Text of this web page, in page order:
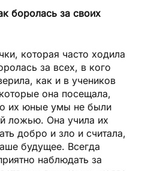
боролась за своих
которая часто ходила
за всех, в кого
как и в учеников
она посещала,
их юные умы не были
ложью. Она учила их
добро и зло и считала,
будущее. Всегда
наблюдать за